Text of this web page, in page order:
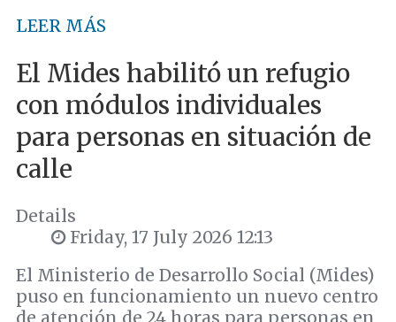
LEER MÁS
El Mides habilitó un refugio
con módulos individuales
para personas en situación de
calle
Details
Friday, 17 July 2026 12:13
El Ministerio de Desarrollo Social (Mides)
puso en funcionamiento un nuevo centro
de atención de 24 horas para personas en